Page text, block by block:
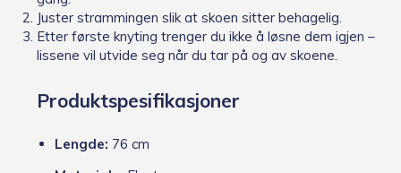
Juster strammingen slik at skoen sitter behagelig.
Etter første knyting trenger du ikke å løsne dem igjen –
lissene vil utvide seg når du tar på og av skoene.
Produktspesifikasjoner
Lengde: 76 cm